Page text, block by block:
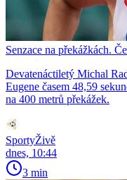
Senzace na překážkách.
Devatenáctiletý Michal
Eugene časem 48,59
na 400 metrů překážek.
SportyŽivě
dnes, 10:44
3 min